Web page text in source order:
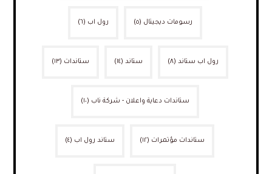
رسومات ديجيتال (٥) رول اب (٦)
رول اب ستاند (٨) ستاند (١٤) ستاندات (١٣)
ستاندات دعاية واعلان - شركة ناب (١٠)
ستاندات مؤتمرات (١٢) ستاند رول اب (٤)